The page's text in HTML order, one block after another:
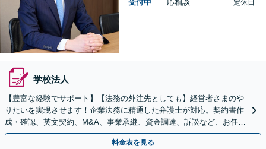
受付中
応相談
定休日
学校法人
【豊富な経験でサポート】【法務の外注先としても】経営者さまのや
りたいを実現させます！企業法務に精通した弁護士が対応。契約書作
成・確認、英文契約、M&A、事業承継、資金調達、訴訟など、お任せ
ください【複数の顧問契約プランあり】【英語対応】
料金表を見る